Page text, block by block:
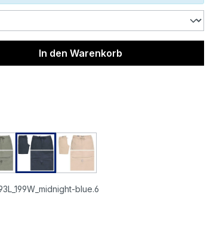
Gib den gewünschten Wert
In den Warenkorb
Bermuda blue mirage
Short Baumwoll Bermuda fog
Jogn Short Baumwoll Bermuda leaf green
MAC Jogn Short Baumwoll Bermuda
MAC Jogn Short Baumwoll
blue.6